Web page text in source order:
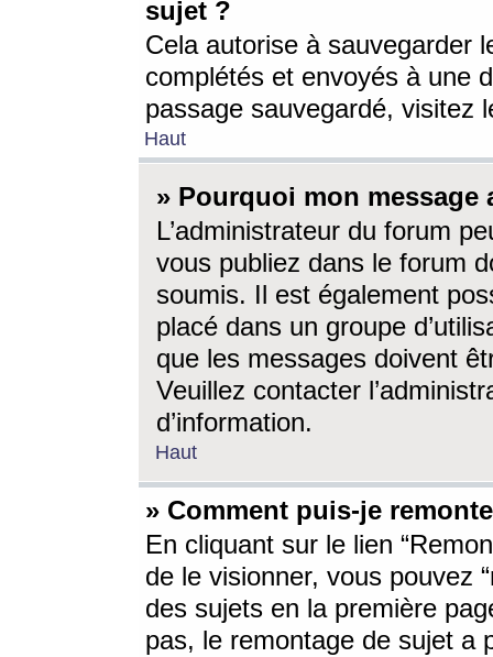
sujet ?
Cela autorise à sauvegarder
complétés et envoyés à une
passage sauvegardé, visitez
Haut
» Pourquoi mon message
L’administrateur du forum
vous publiez dans le forum
soumis. Il est également
placé dans un groupe
que les messages doivent
Veuillez contacter
d’information.
Haut
» Comment puis-je
En cliquant sur le lien
de le visionner, vous pouvez
des sujets en la première
pas, le remontage de sujet a